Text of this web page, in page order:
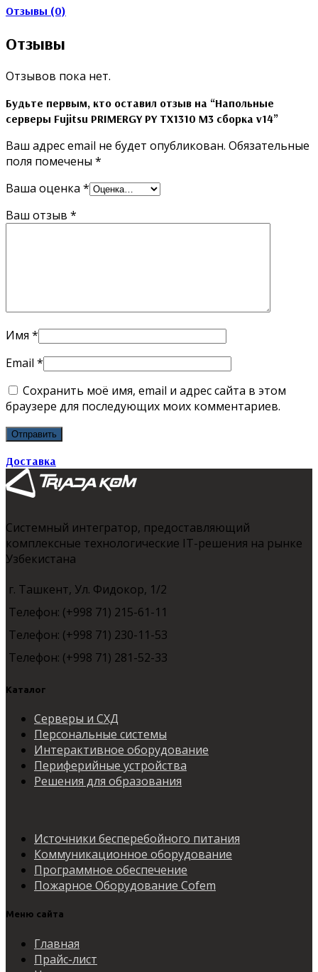
Отзывы (0)
Отзывы
Отзывов пока нет.
Будьте первым, кто оставил отзыв на “Напольные
серверы Fujitsu PRIMERGY PY TX1310 M3 сборка v14”
Ваш адрес email не будет опубликован. Обязательные
поля помечены *
Ваша оценка *
Ваш отзыв *
Имя *
Email *
Сохранить моё имя, email и адрес сайта в этом
браузере для последующих моих комментариев.
Доставка
Системный интегратор, предоставляющий
комплексные технологические IT-решения на рынке
Узбекистана
г. Ташкент, Ул. Фидокор, 1/2
Телефон: (+998 71) 215-61-11
Телефон: (+998 71) 230-11-53
Телефон: (+998 71) 281-52-33
Каталог
Серверы и СХД
Персональные системы
Интерактивное оборудование
Периферийные устройства
Решения для образования
Источники бесперебойного питания
Коммуникационное оборудование
Программное обеспечение
Пожарное Оборудование Cofem
Меню сайта
Главная
Прайс-лист